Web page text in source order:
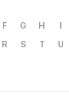
F G H I
R S T U